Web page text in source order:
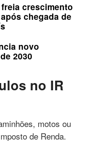
crescimento
chegada de
novo
2030
no IR
motos ou
de Renda.